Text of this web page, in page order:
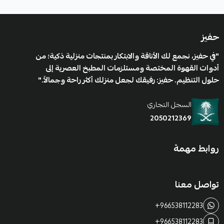
لماذا تختار عطر أنكور نوار لا إكستريم؟
أداء استثنائي:ثبات يدوم طويلاً وانتشار قوي يجعله مثاليًا
للأمسيات الباردة والمناسبات الخاصة.
تصميم أنيق:
زجاجة داكنة فاخرة تعكس الغموض
والأناقة، وتضيف لمسة جمالية إلى رف عطورك.
طابع عطري فريد:
ملاحظة ::
( هذا المنتج غير قابل للإسترجاع او الإستبدال )
حفيز
"في حفيز، نجمع لك الأناقة والابتكار بمنتجات منزلية ذكية؛ من
أدوات القهوة المختصة ومستلزمات المطبخ العصرية إلى
حلول التنظيم. حفيز: رفيقك لجعل منزلك أكثر راحة وجمالاً."
السجل التجاري
2050212369
روابط مهمة
تواصل معنا
+966538112283